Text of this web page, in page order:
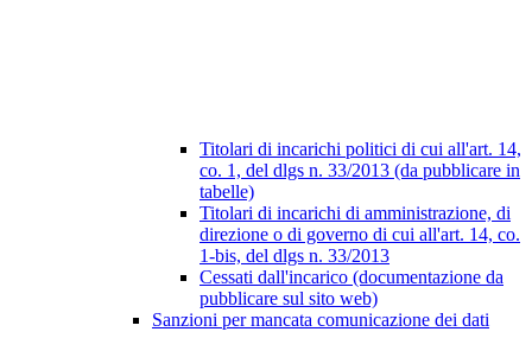
Titolari di incarichi politici di cui all'art. 14,
co. 1, del dlgs n. 33/2013 (da pubblicare in
tabelle)
Titolari di incarichi di amministrazione, di
direzione o di governo di cui all'art. 14, co.
1-bis, del dlgs n. 33/2013
Cessati dall'incarico (documentazione da
pubblicare sul sito web)
Sanzioni per mancata comunicazione dei dati